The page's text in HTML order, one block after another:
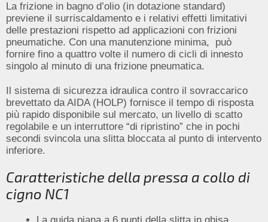
La frizione in bagno d’olio (in dotazione standard)
previene il surriscaldamento e i relativi effetti limitativi
delle prestazioni rispetto ad applicazioni con frizioni
pneumatiche. Con una manutenzione minima, può
fornire fino a quattro volte il numero di cicli di innesto
singolo al minuto di una frizione pneumatica.
Il sistema di sicurezza idraulica contro il sovraccarico
brevettato da AIDA (HOLP) fornisce il tempo di risposta
più rapido disponibile sul mercato, un livello di scatto
regolabile e un interruttore “di ripristino” che in pochi
secondi svincola una slitta bloccata al punto di intervento
inferiore.
Caratteristiche della pressa a collo di
cigno NC1